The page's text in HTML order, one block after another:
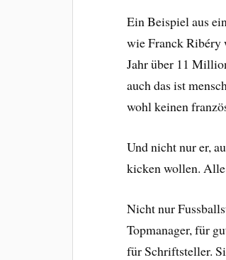
Ein Beispiel aus
wie Franck Ribéry
Jahr über 11
auch das ist
wohl keinen
Und nicht nur er,
kicken wollen.
Nicht nur
Topmanager, für
für Schriftsteller.